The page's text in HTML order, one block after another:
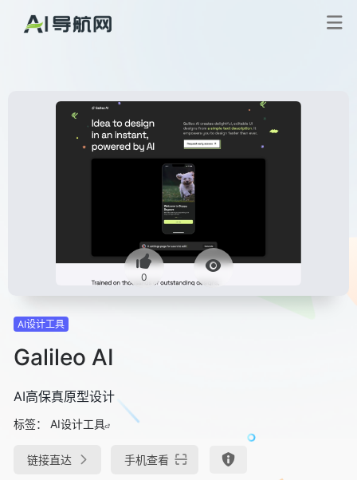
0
AI设计工具
Galileo AI
AI高保真原型设计
标签： AI设计工具
链接直达 手机查看